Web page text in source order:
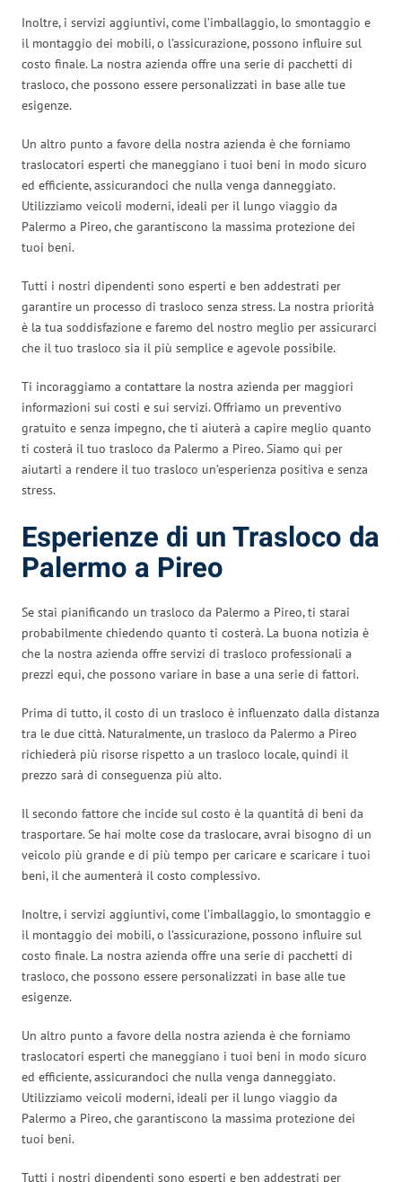
Inoltre, i servizi aggiuntivi, come l’imballaggio, lo smontaggio e
il montaggio dei mobili, o l’assicurazione, possono influire sul
costo finale. La nostra azienda offre una serie di pacchetti di
trasloco, che possono essere personalizzati in base alle tue
esigenze.
Un altro punto a favore della nostra azienda è che forniamo
traslocatori esperti che maneggiano i tuoi beni in modo sicuro
ed efficiente, assicurandoci che nulla venga danneggiato.
Utilizziamo veicoli moderni, ideali per il lungo viaggio da
Palermo a Pireo, che garantiscono la massima protezione dei
tuoi beni.
Tutti i nostri dipendenti sono esperti e ben addestrati per
garantire un processo di trasloco senza stress. La nostra priorità
è la tua soddisfazione e faremo del nostro meglio per assicurarci
che il tuo trasloco sia il più semplice e agevole possibile.
Ti incoraggiamo a contattare la nostra azienda per maggiori
informazioni sui costi e sui servizi. Offriamo un preventivo
gratuito e senza impegno, che ti aiuterà a capire meglio quanto
ti costerà il tuo trasloco da Palermo a Pireo. Siamo qui per
aiutarti a rendere il tuo trasloco un’esperienza positiva e senza
stress.
Esperienze di un Trasloco da
Palermo a Pireo
Se stai pianificando un trasloco da Palermo a Pireo, ti starai
probabilmente chiedendo quanto ti costerà. La buona notizia è
che la nostra azienda offre servizi di trasloco professionali a
prezzi equi, che possono variare in base a una serie di fattori.
Prima di tutto, il costo di un trasloco è influenzato dalla distanza
tra le due città. Naturalmente, un trasloco da Palermo a Pireo
richiederà più risorse rispetto a un trasloco locale, quindi il
prezzo sarà di conseguenza più alto.
Il secondo fattore che incide sul costo è la quantità di beni da
trasportare. Se hai molte cose da traslocare, avrai bisogno di un
veicolo più grande e di più tempo per caricare e scaricare i tuoi
beni, il che aumenterà il costo complessivo.
Inoltre, i servizi aggiuntivi, come l’imballaggio, lo smontaggio e
il montaggio dei mobili, o l’assicurazione, possono influire sul
costo finale. La nostra azienda offre una serie di pacchetti di
trasloco, che possono essere personalizzati in base alle tue
esigenze.
Un altro punto a favore della nostra azienda è che forniamo
traslocatori esperti che maneggiano i tuoi beni in modo sicuro
ed efficiente, assicurandoci che nulla venga danneggiato.
Utilizziamo veicoli moderni, ideali per il lungo viaggio da
Palermo a Pireo, che garantiscono la massima protezione dei
tuoi beni.
Tutti i nostri dipendenti sono esperti e ben addestrati per